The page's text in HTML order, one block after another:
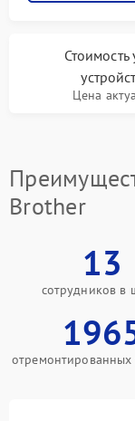
Стоимость
Цена
Brother
13
сотрудников в
отремонтированных